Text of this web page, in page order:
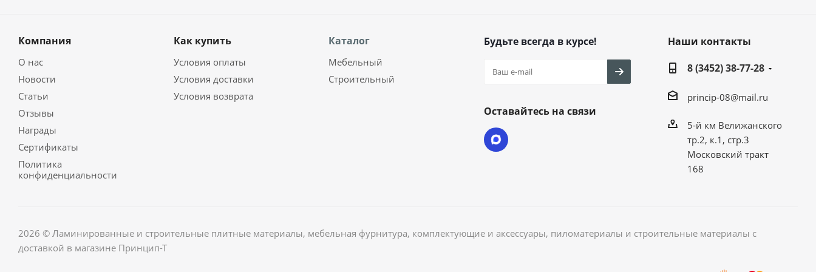
Компания
О нас
Новости
Статьи
Отзывы
Награды
Сертификаты
Политика
конфиденциальности
Как купить
Условия оплаты
Условия доставки
Условия возврата
Каталог
Мебельный
Строительный
Будьте всегда в курсе!
Оставайтесь на связи
Наши контакты
8 (3452) 38-77-28
princip-08@mail.ru
5-й км Велижанского
тр.2, к.1, стр.3
Московский тракт
168
2026 © Ламинированные и строительные плитные материалы, мебельная фурнитура, комплектующие и аксессуары, пиломатериалы и строительные материалы с
доставкой в магазине Принцип-Т